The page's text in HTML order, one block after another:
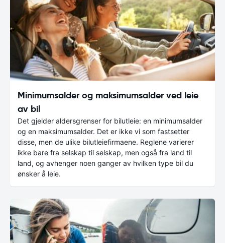
Minimumsalder og maksimumsalder ved leie
av bil
Det gjelder aldersgrenser for bilutleie: en minimumsalder
og en maksimumsalder. Det er ikke vi som fastsetter
disse, men de ulike bilutleiefirmaene. Reglene varierer
ikke bare fra selskap til selskap, men også fra land til
land, og avhenger noen ganger av hvilken type bil du
ønsker å leie.